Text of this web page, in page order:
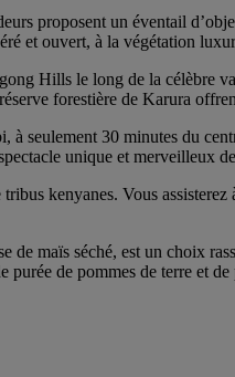
proposent un éventail
et ouvert, à la végétation
Hills le long de la célèbre
forestière de Karura
30 minutes du
unique et merveilleux
kenyanes. Vous assisterez
maïs séché, est un choix
de pommes de terre et